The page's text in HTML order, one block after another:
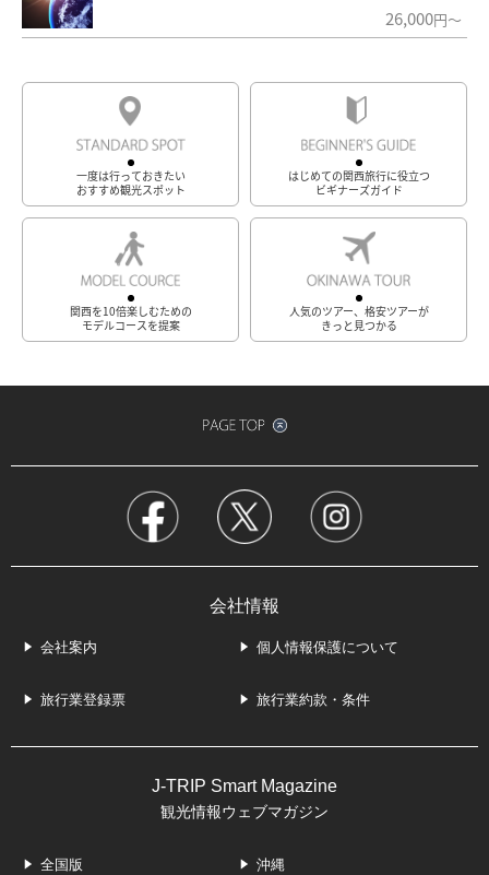
26,000円～
一度は行っておきたい
おすすめ観光スポット
はじめての関西旅行に役立つ
ビギナーズガイド
関西を10倍楽しむための
モデルコースを提案
人気のツアー、格安ツアーが
きっと見つかる
会社情報
会社案内 個人情報保護について
旅行業登録票 旅行業約款・条件
J-TRIP Smart Magazine
観光情報ウェブマガジン
全国版 沖縄